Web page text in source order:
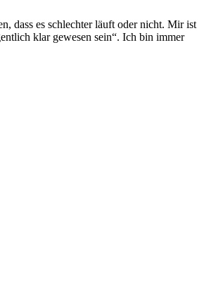
dass es schlechter läuft oder nicht. Mir ist
klar gewesen sein“. Ich bin immer